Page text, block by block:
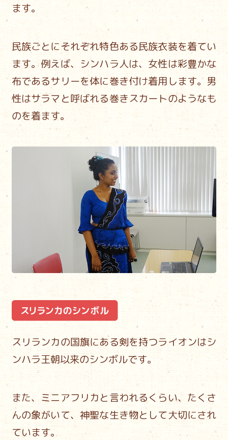
ます。
民族ごとにそれぞれ特色ある民族衣装を着てい
ます。例えば、シンハラ人は、女性は彩豊かな
布であるサリーを体に巻き付け着用します。 男
性はサラマと呼ばれる巻きスカートのようなも
のを着ます。
スリランカの国旗にある剣を持つライオンはシ
ンハラ王朝以来のシンボルです。
また、ミニアフリカと言われるくらい、たくさ
んの象がいて、 神聖な生き物として大切にされ
ています。